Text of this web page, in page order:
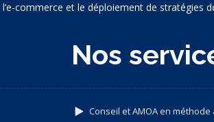
l’e-commerce et le déploiement de stratégies
Nos
Conseil et AMOA en méthode